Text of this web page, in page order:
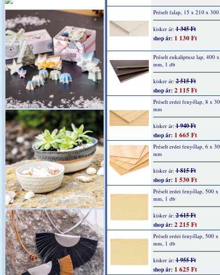
Préselt falap, 15 x 210 x
kisker ár:1 345 Ft
shop ár: 1 130 Ft
Préselt eukaliptusz lap, 400
mm, 1 db
kisker ár:2 515 Ft
shop ár: 2 115 Ft
Préselt erdei fenyőlap, 8 x
mm
kisker ár:1 940 Ft
shop ár: 1 665 Ft
Préselt erdei fenyőlap, 6 x
mm
kisker ár:1 815 Ft
shop ár: 1 530 Ft
Préselt erdei fenyőlap, 500
mm, 1 db
kisker ár:2 615 Ft
shop ár: 2 215 Ft
Préselt erdei fenyőlap, 500
mm, 1 db
kisker ár:1 955 Ft
shop ár: 1 625 Ft